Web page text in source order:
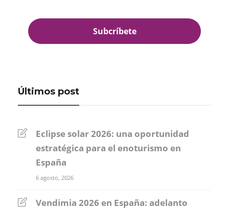
Últimos post
Eclipse solar 2026: una oportunidad
estratégica para el enoturismo en
España
6 agosto, 2026
Vendimia 2026 en España: adelanto